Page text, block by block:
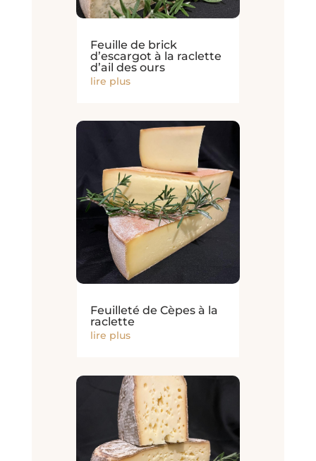
Feuille de brick
d’escargot à la raclette
d’ail des ours
lire plus
Feuilleté de Cèpes à la
raclette
lire plus